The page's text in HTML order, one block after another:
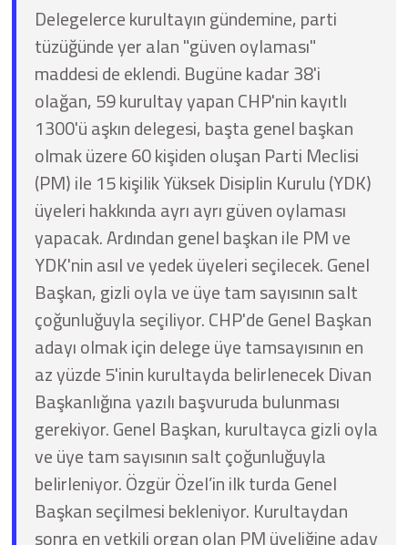
Delegelerce kurultayın gündemine, parti
tüzüğünde yer alan "güven oylaması"
maddesi de eklendi. Bugüne kadar 38'i
olağan, 59 kurultay yapan CHP'nin kayıtlı
1300'ü aşkın delegesi, başta genel başkan
olmak üzere 60 kişiden oluşan Parti Meclisi
(PM) ile 15 kişilik Yüksek Disiplin Kurulu (YDK)
üyeleri hakkında ayrı ayrı güven oylaması
yapacak. Ardından genel başkan ile PM ve
YDK'nin asıl ve yedek üyeleri seçilecek. Genel
Başkan, gizli oyla ve üye tam sayısının salt
çoğunluğuyla seçiliyor. CHP'de Genel Başkan
adayı olmak için delege üye tamsayısının en
az yüzde 5'inin kurultayda belirlenecek Divan
Başkanlığına yazılı başvuruda bulunması
gerekiyor. Genel Başkan, kurultayca gizli oyla
ve üye tam sayısının salt çoğunluğuyla
belirleniyor. Özgür Özel’in ilk turda Genel
Başkan seçilmesi bekleniyor. Kurultaydan
sonra en yetkili organ olan PM üyeliğine aday